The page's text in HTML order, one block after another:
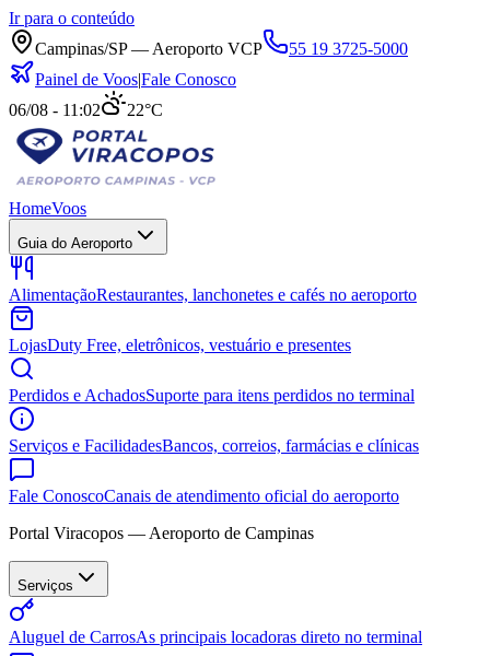
Ir para o conteúdo
Campinas/SP — Aeroporto VCP
55 19 3725-5000
Painel de Voos|Fale Conosco
06/08 - 11:02
22°C
HomeVoos
Guia do Aeroporto
AlimentaçãoRestaurantes, lanchonetes e cafés no aeroporto
LojasDuty Free, eletrônicos, vestuário e presentes
Perdidos e AchadosSuporte para itens perdidos no terminal
Serviços e FacilidadesBancos, correios, farmácias e clínicas
Fale ConoscoCanais de atendimento oficial do aeroporto
Portal Viracopos — Aeroporto de Campinas
Serviços
Aluguel de CarrosAs principais locadoras direto no terminal